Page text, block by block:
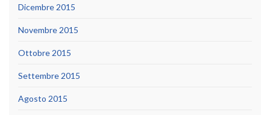
Dicembre 2015
Novembre 2015
Ottobre 2015
Settembre 2015
Agosto 2015